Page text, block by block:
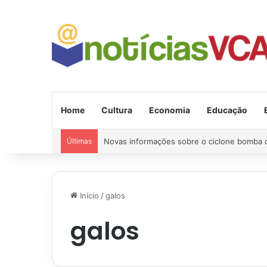
Home Cultura Economia Educação
Últimas Região: Briga com machado quase acaba
Início /galos
galos